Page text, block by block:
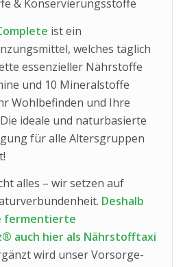
& Konservierungsstoffe
ist ein
welches täglich
essenzieller Nährstoffe
und 10 Mineralstoffe
Wohlbefinden und Ihre
ideale und naturbasierte
für alle Altersgruppen
alles – wir setzen auf
Deshalb
fermentierte
auch hier als Nährstofftaxi
wird unser Vorsorge-